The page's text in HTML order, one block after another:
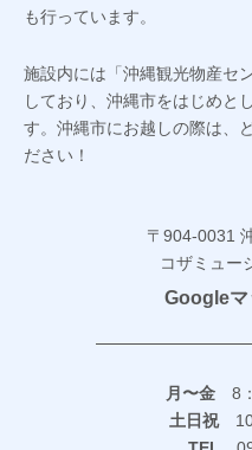
も行っています。
施設内には「沖縄観光物産セ
しており、沖縄市をはじめと
す。沖縄市にお越しの際は、
ださい！
〒904-0031
コザミュー
Googleマ
月〜金 8
土日祝10